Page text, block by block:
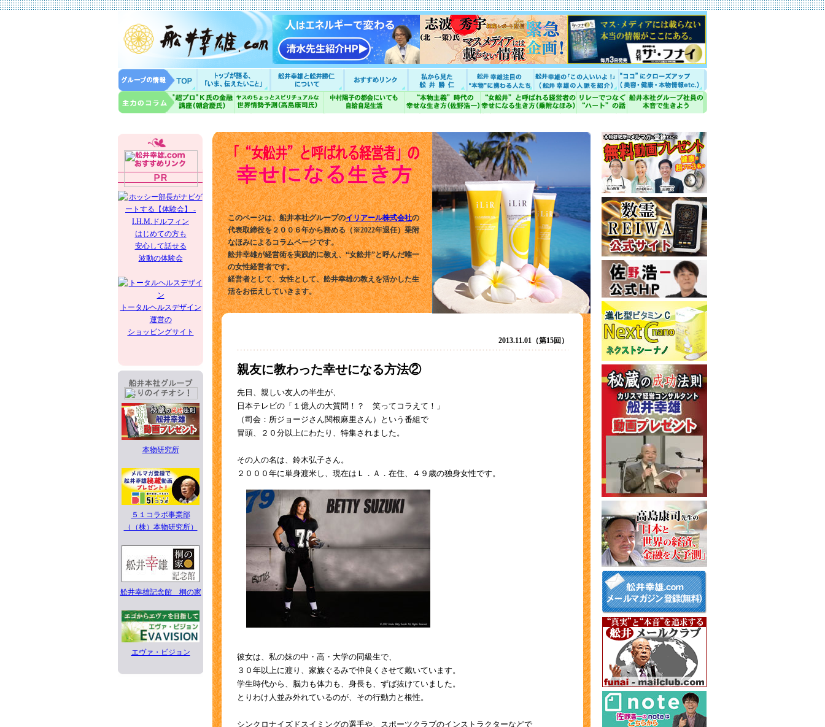
はじめての方も
安心して話せる
波動の体験会
トータルヘルスデザイン
運営の
ショッピングサイト
本物研究所
５１コラボ事業部
（（株）本物研究所）
舩井幸雄記念館 桐の家
エヴァ・ビジョン
このページは、船井本社グループのイリアール株式会社の
代表取締役を２００６年から務める（※2022年退任）乗附
なほみによるコラムページです。
舩井幸雄が経営術を実践的に教え、“女舩井”と呼んだ唯一
の女性経営者です。
経営者として、女性として、舩井幸雄の教えを活かした生
活をお伝えしていきます。
2013.11.01（第15回）
親友に教わった幸せになる方法②
先日、親しい友人の半生が、
日本テレビの「１億人の大質問！？ 笑ってコラえて！」
（司会：所ジョージさん関根麻里さん）という番組で
冒頭、２０分以上にわたり、特集されました。
その人の名は、鈴木弘子さん。
２０００年に単身渡米し、現在はＬ．Ａ．在住、４９歳の独身女性です。
彼女は、私の妹の中・高・大学の同級生で、
３０年以上に渡り、家族ぐるみで仲良くさせて戴いています。
学生時代から、脳力も体力も、身長も、ずば抜けていました。
とりわけ人並み外れているのが、その行動力と根性。
シンクロナイズドスイミングの選手や、スポーツクラブのインストラクターなどで